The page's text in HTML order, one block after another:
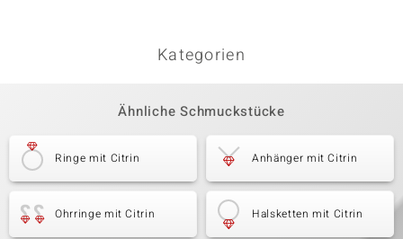
Kategorien
Ähnliche Schmuckstücke
Ringe mit Citrin Anhänger mit Citrin
Ohrringe mit Citrin Halsketten mit Citrin